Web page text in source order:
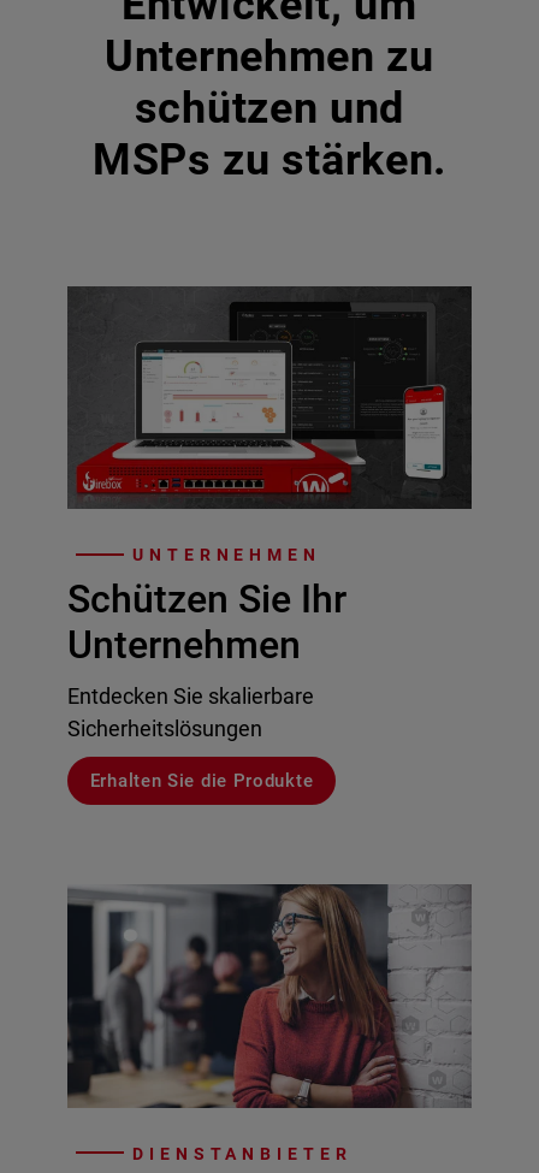
Unternehmen zu
schützen und
MSPs zu stärken.
UNTERNEHMEN
Schützen Sie Ihr
Unternehmen
Entdecken Sie skalierbare
Sicherheitslösungen
Erhalten Sie die Produkte
DIENSTANBIETER